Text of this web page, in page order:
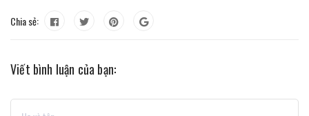
Chia sẻ:
Viết bình luận của bạn: